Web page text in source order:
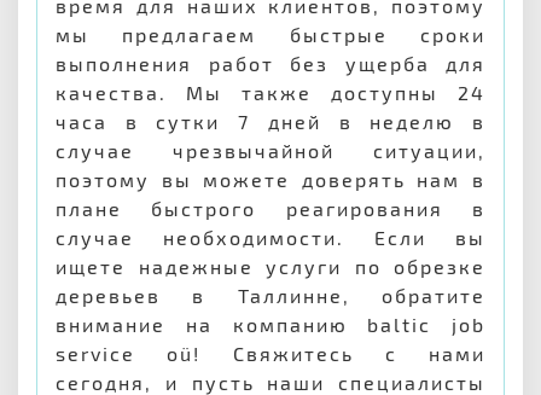
время для наших клиентов, поэтому
мы предлагаем быстрые сроки
выполнения работ без ущерба для
качества. Мы также доступны 24
часа в сутки 7 дней в неделю в
случае чрезвычайной ситуации,
поэтому вы можете доверять нам в
плане быстрого реагирования в
случае необходимости. Если вы
ищете надежные услуги по обрезке
деревьев в Таллинне, обратите
внимание на компанию baltic job
service oü! Свяжитесь с нами
сегодня, и пусть наши специалисты